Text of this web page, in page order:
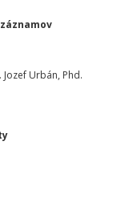
Urbán, Phd.